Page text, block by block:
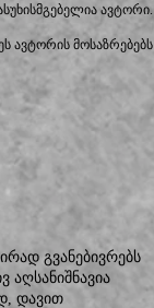
ავტორი.
ავტორის მოსაზრებებს
გვანებივრებს
დავით